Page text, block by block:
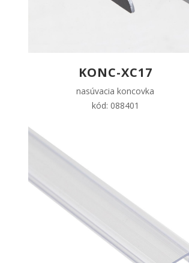
KONC-XC17
nasúvacia koncovka
kód: 088401